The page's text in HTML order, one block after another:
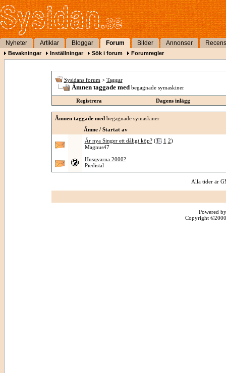
Nyheter Artiklar Bloggar Forum Bilder Annonser
Bevakningar Inställningar Sök i forum Forumregler
Sysidans forum > Taggar
Ämnen taggade med begagnade symaskiner
Registrera Dagens inlägg
Ämnen taggade med begagnade symaskiner
Ämne / Startat av
Är nya Singer ett dåligt köp? ( 1 2)
Magnus47
Husqvarna 2000?
Piedistal
Alla tider är
Powered
Copyright